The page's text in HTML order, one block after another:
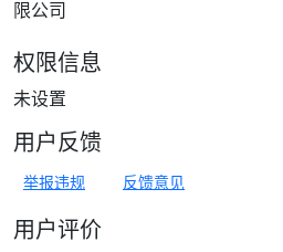
限公司
权限信息
未设置
用户反馈
举报违规 反馈意见
用户评价